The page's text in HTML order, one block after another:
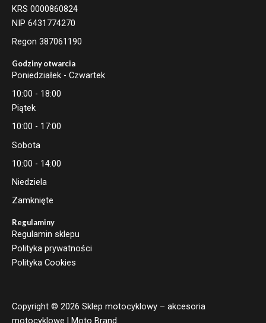
KRS 0000860824
NIP 6431774270
Regon 387061190
Godziny otwarcia
Poniedziałek - Czwartek
10:00 - 18:00
Piątek
10:00 - 17:00
Sobota
10:00 - 14:00
Niedziela
Zamknięte
Regulaminy
Regulamin sklepu
Polityka prywatności
Polityka Cookies
Copyright © 2026 Sklep motocyklowy – akcesoria
motocyklowe | Moto Brand